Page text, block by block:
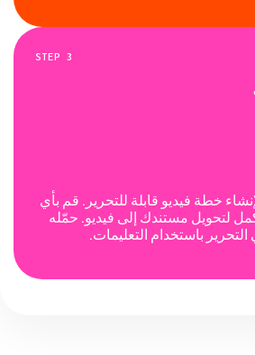
STEP 3
خطة فيديو قابلة للتحرير. قم بأي
لتحويل مستندك إلى فيديو. حمّله